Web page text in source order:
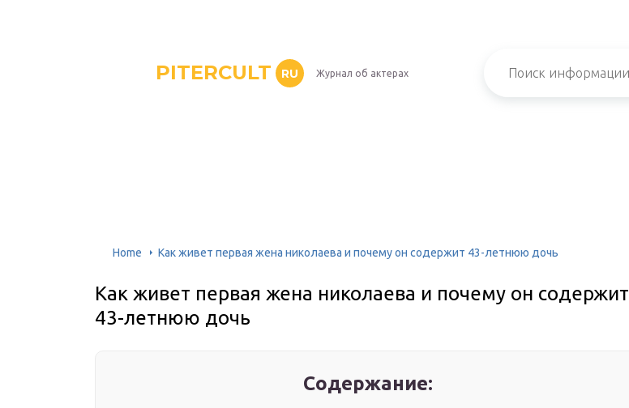
PITERCULT RU Журнал об актерах
Home Как живет первая жена николаева и почему он содержит 43-летнюю дочь
Как живет первая жена николаева и почему он содержит
43-летнюю дочь
Содержание: